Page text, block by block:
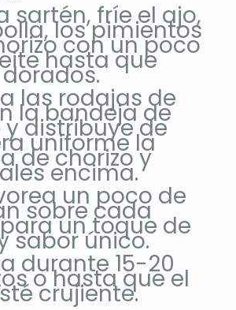
sartén, fríe el ajo,
los pimientos
con un poco
hasta que
las rodajas de
la bandeja de
y distribuye de
uniforme la
de chorizo y
encima.
un poco de
sobre cada
un toque de
sabor único.
durante 15-20
o hasta que el
crujiente.